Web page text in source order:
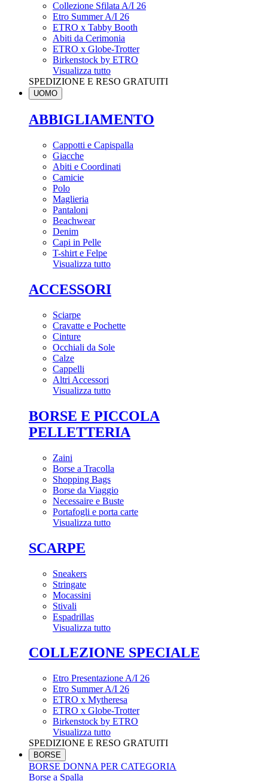
Collezione Sfilata A/I 26
Etro Summer A/I 26
ETRO x Tabby Booth
Abiti da Cerimonia
ETRO x Globe-Trotter
Birkenstock by ETRO
Visualizza tutto
SPEDIZIONE E RESO GRATUITI
UOMO
ABBIGLIAMENTO
Cappotti e Capispalla
Giacche
Abiti e Coordinati
Camicie
Polo
Maglieria
Pantaloni
Beachwear
Denim
Capi in Pelle
T-shirt e Felpe
Visualizza tutto
ACCESSORI
Sciarpe
Cravatte e Pochette
Cinture
Occhiali da Sole
Calze
Cappelli
Altri Accessori
Visualizza tutto
BORSE E PICCOLA
PELLETTERIA
Zaini
Borse a Tracolla
Shopping Bags
Borse da Viaggio
Necessaire e Buste
Portafogli e porta carte
Visualizza tutto
SCARPE
Sneakers
Stringate
Mocassini
Stivali
Espadrillas
Visualizza tutto
COLLEZIONE SPECIALE
Etro Presentazione A/I 26
Etro Summer A/I 26
ETRO x Mytheresa
ETRO x Globe-Trotter
Birkenstock by ETRO
Visualizza tutto
SPEDIZIONE E RESO GRATUITI
BORSE
BORSE DONNA PER CATEGORIA
Borse a Spalla